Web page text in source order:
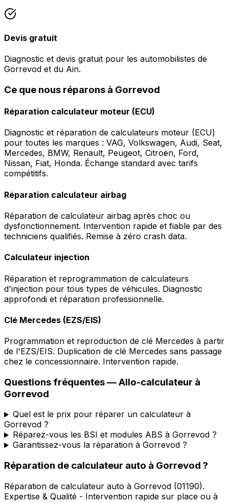
Devis gratuit
Diagnostic et devis gratuit pour les automobilistes de
Gorrevod et du Ain.
Ce que nous réparons à Gorrevod
Réparation calculateur moteur (ECU)
Diagnostic et réparation de calculateurs moteur (ECU)
pour toutes les marques : VAG, Volkswagen, Audi, Seat,
Mercedes, BMW, Renault, Peugeot, Citroën, Ford,
Nissan, Fiat, Honda. Échange standard avec tarifs
compétitifs.
Réparation calculateur airbag
Réparation de calculateur airbag après choc ou
dysfonctionnement. Intervention rapide et fiable par des
techniciens qualifiés. Remise à zéro crash data.
Calculateur injection
Réparation et reprogrammation de calculateurs
d'injection pour tous types de véhicules. Diagnostic
approfondi et réparation professionnelle.
Clé Mercedes (EZS/EIS)
Programmation et reproduction de clé Mercedes à partir
de l'EZS/EIS. Duplication de clé Mercedes sans passage
chez le concessionnaire. Intervention rapide.
Questions fréquentes —Allo-calculateur à
Gorrevod
Quel est le prix pour réparer un calculateur à
Gorrevod ?
Réparez-vous les BSI et modules ABS à Gorrevod ?
Garantissez-vous la réparation à Gorrevod ?
Réparation de calculateur auto à Gorrevod ?
Réparation de calculateur auto à Gorrevod (01190).
Expertise & Qualité - Intervention rapide sur place ou à